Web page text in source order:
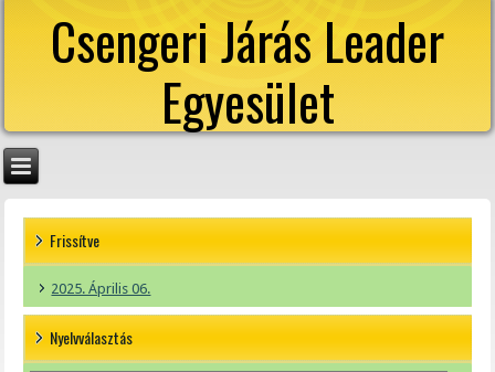
Csengeri Járás Leader
Egyesület
Frissítve
2025. Április 06.
Nyelvválasztás